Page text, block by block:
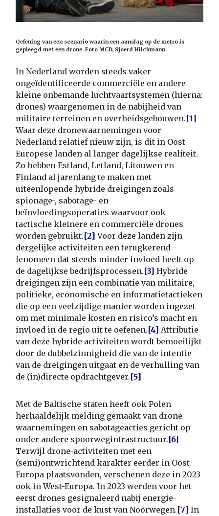
Oefening van een scenario waarin een aanslag op de metro is
gepleegd met een drone. Foto MCD, Sjoerd Hilckmann
In Nederland worden steeds vaker
ongeïdentificeerde commerciële en andere
kleine onbemande luchtvaartsystemen (hierna:
drones) waargenomen in de nabijheid van
militaire terreinen en overheidsgebouwen.[1]
Waar deze dronewaarnemingen voor
Nederland relatief nieuw zijn, is dit in Oost-
Europese landen al langer dagelijkse realiteit.
Zo hebben Estland, Letland, Litouwen en
Finland al jarenlang te maken met
uiteenlopende hybride dreigingen zoals
spionage-, sabotage- en
beïnvloedingsoperaties waarvoor ook
tactische kleinere en commerciële drones
worden gebruikt.[2] Voor deze landen zijn
dergelijke activiteiten een terugkerend
fenomeen dat steeds minder invloed heeft op
de dagelijkse bedrijfsprocessen.[3] Hybride
dreigingen zijn een combinatie van militaire,
politieke, economische en informatietactieken
die op een veelzijdige manier worden ingezet
om met minimale kosten en risico’s macht en
invloed in de regio uit te oefenen.[4] Attributie
van deze hybride activiteiten wordt bemoeilijkt
door de dubbelzinnigheid die van de intentie
van de dreigingen uitgaat en de verhulling van
de (in)directe opdrachtgever.[5]
Met de Baltische staten heeft ook Polen
herhaaldelijk melding gemaakt van drone-
waarnemingen en sabotageacties gericht op
onder andere spoorweginfrastructuur.[6]
Terwijl drone-activiteiten met een
(semi)ontwrichtend karakter eerder in Oost-
Europa plaatsvonden, verschenen deze in 2023
ook in West-Europa. In 2023 werden voor het
eerst drones gesignaleerd nabij energie-
installaties voor de kust van Noorwegen.[7] In